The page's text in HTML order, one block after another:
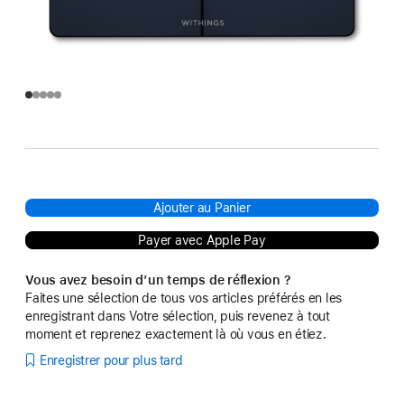
Ajouter au Panier
Payer avec Apple Pay
Vous avez besoin d’un temps de réflexion ?
Faites une sélection de tous vos articles préférés en les
enregistrant dans Votre sélection, puis revenez à tout
moment et reprenez exactement là où vous en étiez.
Enregistrer pour plus tard